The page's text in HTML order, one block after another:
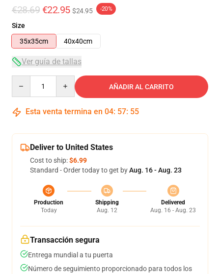
€28.69 €22.95 $24.95 -20%
Size
35x35cm
40x40cm
Ver guía de tallas
AÑADIR AL CARRITO
Esta venta termina en 04: 57: 54
Deliver to United States
Cost to ship:$6.99
Standard - Order today to get byAug. 16 - Aug. 23
Production
Today
Shipping
Aug. 12
Delivered
Aug. 16 - Aug. 23
Transacción segura
Entrega mundial a tu puerta
Número de seguimiento proporcionado para todos los